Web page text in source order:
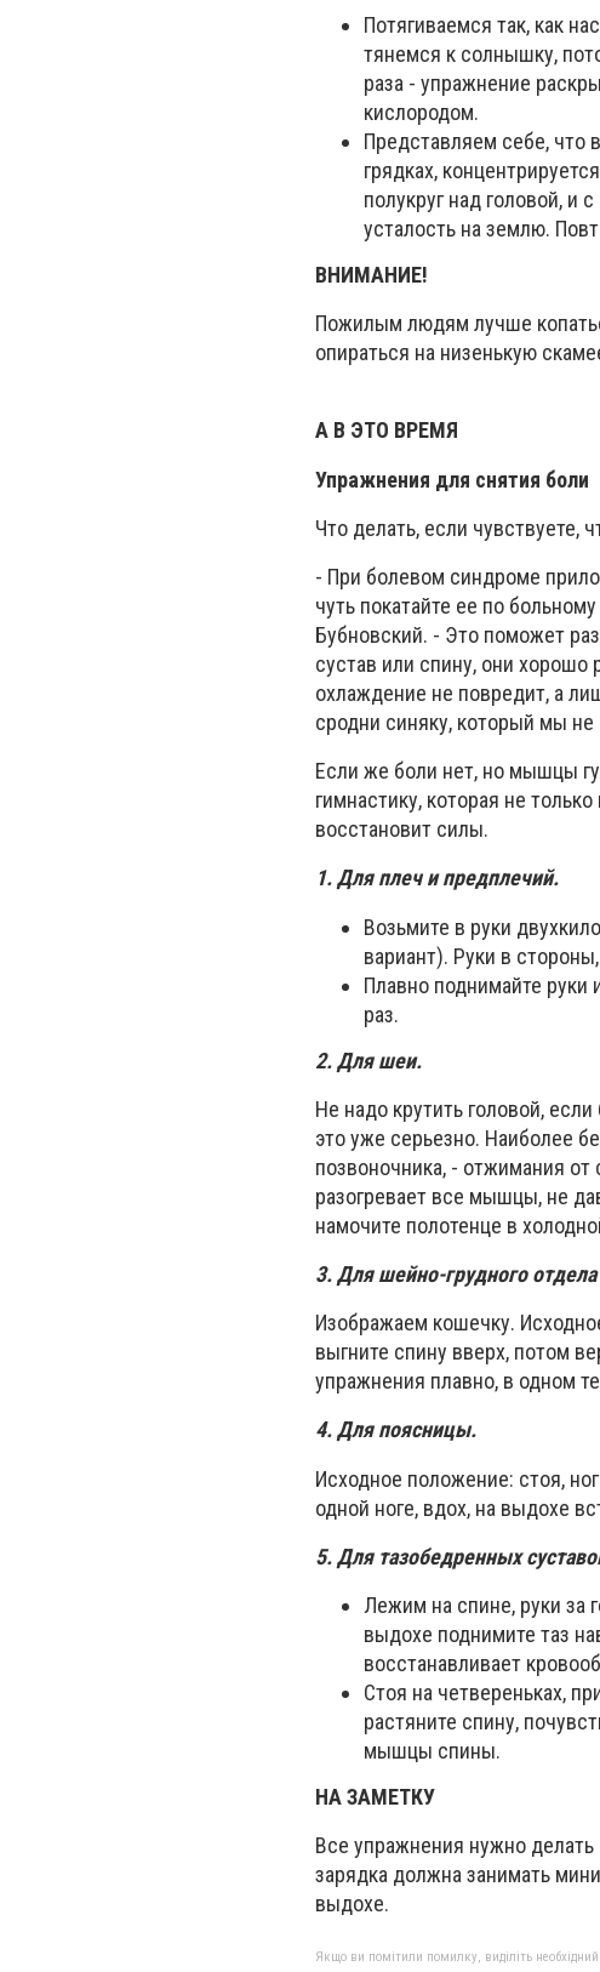
Потягиваемся так, как
тянемся к солнышку,
раза - упражнение
кислородом.
Представляем себе, что
грядках,
полукруг над головой, и
усталость на землю.
ВНИМАНИЕ!
Пожилым людям лучше
опираться на низенькую
А В ЭТО ВРЕМЯ
Упражнения для снятия боли
Что делать, если чувствуете,
- При болевом синдроме
чуть покатайте ее по
Бубновский. - Это поможет
сустав или спину, они хорошо
охлаждение не повредит, а
сродни синяку, который мы
Если же боли нет, но мышцы
гимнастику, которая не
восстановит силы.
1. Для плеч и предплечий.
Возьмите в руки
вариант). Руки в
Плавно поднимайте руки
раз.
2. Для шеи.
Не надо крутить головой,
это уже серьезно. Наиболее
позвоночника, - отжимания
разогревает все мышцы, не
намочите полотенце в
3. Для шейно-грудного
Изображаем кошечку.
выгните спину вверх, потом
упражнения плавно, в одном
4. Для поясницы.
Исходное положение: стоя,
одной ноге, вдох, на выдохе
5. Для тазобедренных
Лежим на спине, руки за
выдохе поднимите таз
восстанавливает
Стоя на четвереньках,
растяните спину,
мышцы спины.
НА ЗАМЕТКУ
Все упражнения нужно
зарядка должна занимать
выдохе.
Якщо ви помітили помилку, виділіть